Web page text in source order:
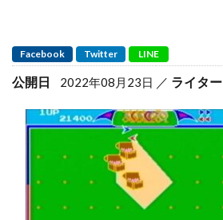
Facebook Twitter LINE
公開日 2022年08月23日 ライター